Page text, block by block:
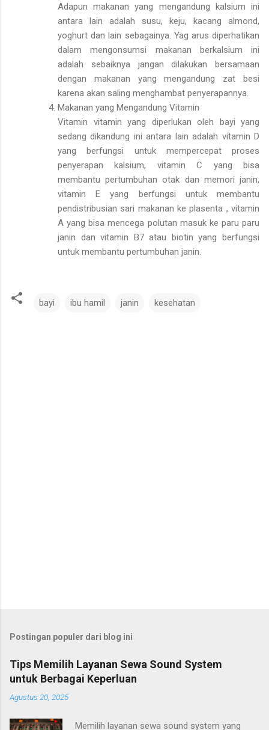
Adapun makanan yang mengandung kalsium ini
antara lain adalah susu, keju, kacang almond,
yoghurt dan lain sebagainya. Yag arus diperhatikan
dalam mengonsumsi makanan berkalsium ini
adalah sebaiknya jangan dilakukan bersamaan
dengan makanan yang mengandung zat besi
karena akan saling menghambat penyerapannya.
Makanan yang Mengandung Vitamin
Vitamin vitamin yang diperlukan oleh bayi yang
sedang dikandung ini antara lain adalah vitamin D
yang berfungsi untuk mempercepat proses
penyerapan kalsium, vitamin C yang bisa
membantu pertumbuhan otak dan memori janin,
vitamin E yang berfungsi untuk membantu
pendistribusian sari makanan ke plasenta , vitamin
A yang bisa mencega polutan masuk ke paru paru
janin dan vitamin B7 atau biotin yang berfungsi
untuk membantu pertumbuhan janin.
bayi ibu hamil janin kesehatan
Postingan populer dari blog ini
Tips Memilih Layanan Sewa Sound System
untuk Berbagai Keperluan
Agustus 20, 2025
Memilih layanan sewa sound system yang